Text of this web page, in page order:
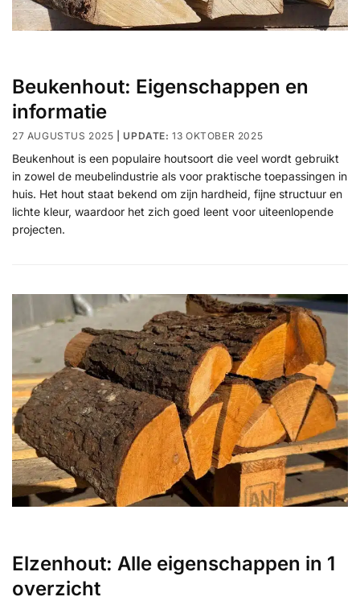
Beukenhout: Eigenschappen en
informatie
27 AUGUSTUS 2025 13 OKTOBER 2025
Beukenhout is een populaire houtsoort die veel wordt gebruikt
in zowel de meubelindustrie als voor praktische toepassingen in
huis. Het hout staat bekend om zijn hardheid, fijne structuur en
lichte kleur, waardoor het zich goed leent voor uiteenlopende
projecten.
Elzenhout: Alle eigenschappen in 1
overzicht